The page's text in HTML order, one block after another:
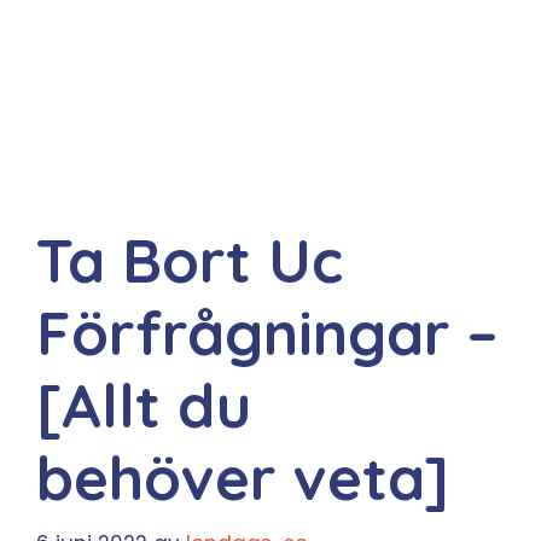
Ta Bort Uc
Förfrågningar –
[Allt du
behöver veta]